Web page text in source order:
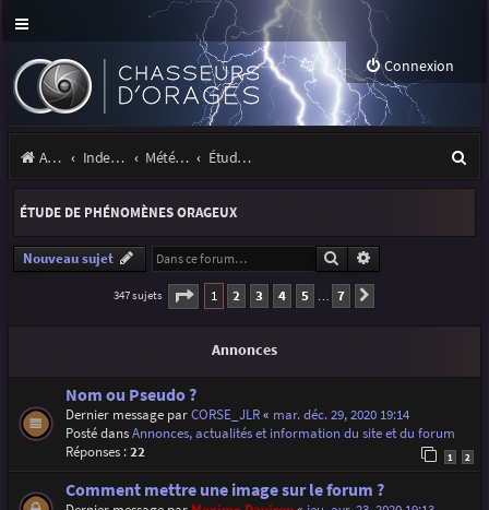
Connexion
Accueil Index du forum Météo et climatologie des orages Étude de phénomènes orageux
e
r
ÉTUDE DE PHÉNOMÈNES ORAGEUX
Nouveau sujet Rechercher
347 sujets Page 1sur
1 2 3 4 5 … 7
Annonces
Nom ou Pseudo ?
Dernier message parCORSE_JLR« mar. déc. 29, 2020 19:14
Posté dansAnnonces, actualités et information du site et du forum
Réponses :22 1 2
Comment mettre une image sur le forum ?